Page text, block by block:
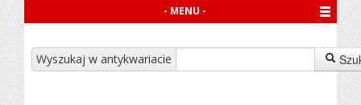
- MENU -
Wyszukaj w antykwariacie